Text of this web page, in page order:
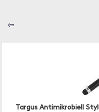
⇦
Targus Antimikrobiell